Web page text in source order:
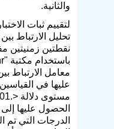
والثانية.
لتقييم ثبات الاختبار
تحليل الارتباط بين
نقطتين زمنيتين
معامل الارتباط
الحصول عليها إلى
الدرجات التي تم